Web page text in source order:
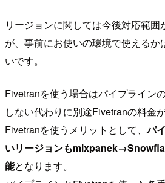
リージョンに関しては今後対応範
が、事前にお使いの環境で使えるか
いです。
Fivetranを使う場合はパイプライン
しない代わりに別途Fivetranの料金
Fivetranを使うメリットとして、パ
いリージョンも
能となります。